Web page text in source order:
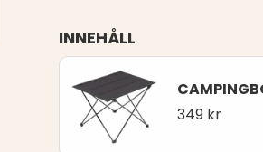
INNEHÅLL
349 kr